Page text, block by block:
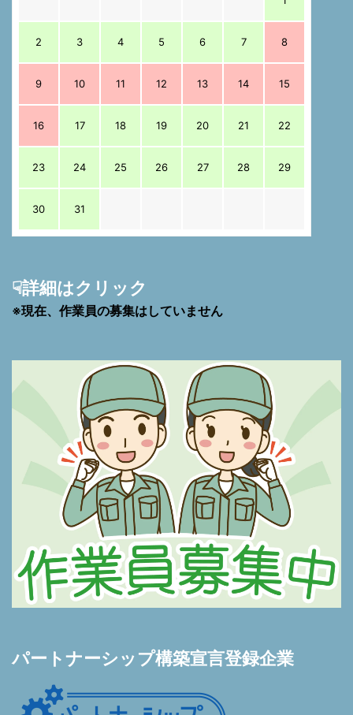
2 3 4 5 6 7 8
9 10 11 12 13 14 15
16 17 18 19 20 21 22
23 24 25 26 27 28 29
30 31
☟詳細はクリック
※現在、作業員の募集はしていません
パートナーシップ構築宣言登録企業